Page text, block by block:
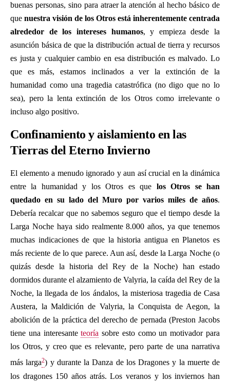
buenas personas, sino para atraer la atención al hecho básico de
que nuestra visión de los Otros está inherentemente centrada
alrededor de los intereses humanos, y empieza desde la
asunción básica de que la distribución actual de tierra y recursos
es justa y cualquier cambio en esa distribución es malvado. Lo
que es más, estamos inclinados a ver la extinción de la
humanidad como una tragedia catastrófica (no digo que no lo
sea), pero la lenta extinción de los Otros como irrelevante o
incluso algo positivo.
Confinamiento y aislamiento en las
Tierras del Eterno Invierno
El elemento a menudo ignorado y aun así crucial en la dinámica
entre la humanidad y los Otros es que los Otros se han
quedado en su lado del Muro por varios miles de años.
Debería recalcar que no sabemos seguro que el tiempo desde la
Larga Noche haya sido realmente 8.000 años, ya que tenemos
muchas indicaciones de que la historia antigua en Planetos es
más reciente de lo que parece. Aun así, desde la Larga Noche (o
quizás desde la historia del Rey de la Noche) han estado
dormidos durante el alzamiento de Valyria, la caída del Rey de la
Noche, la llegada de los ándalos, la misteriosa tragedia de Casa
Austera, la Maldición de Valyria, la Conquista de Aegon, la
abolición de la práctica del derecho de pernada (Preston Jacobs
tiene una interesanteteoría sobre esto como un motivador para
los Otros, y creo que es relevante, pero parte de una narrativa
más larga2) y durante la Danza de los Dragones y la muerte de
los dragones 150 años atrás. Los veranos y los inviernos han